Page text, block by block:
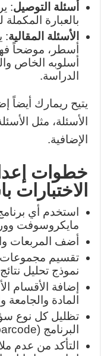
أسئلة التوصيل:
بالعبارة
الأسئلة المقالية
أسطر، موضحاً
أسلوبه الخاص
الدراسة.
يتيح ريمارك أيضاً
الأسئلة، مثل
الإضافية.
خطوات
استخدم أي
مايكروسوفت
أضف المربعات
تقسيم مجموعات
نموذج تحليل
إضافة الأقسام
المادة والجامعة
تظليل كل نوع
البرنامج (omr – ocr – icr – image – barcode).
التأكد من عدم